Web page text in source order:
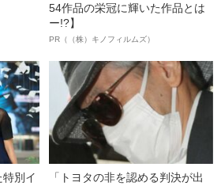
54作品の栄冠に輝いた作品とは
ー!?】
PR（（株）キノフィルムズ）
別イ
「トヨタの非を認める判決が出